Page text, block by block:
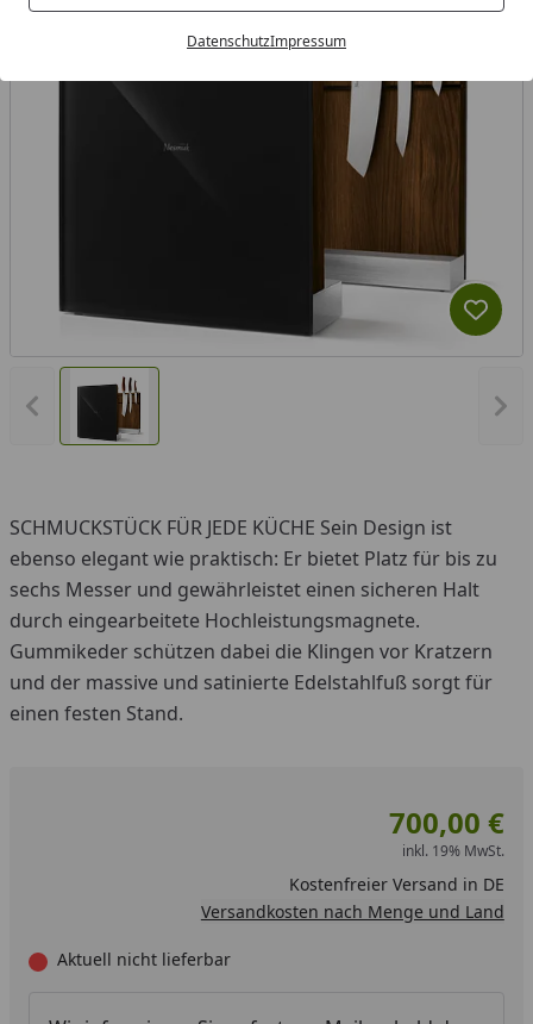
DatenschutzImpressum
Vorheriges Bild anzeigen
SCHMUCKSTÜCK FÜR JEDE KÜCHE Sein Design ist
ebenso elegant wie praktisch: Er bietet Platz für bis zu
sechs Messer und gewährleistet einen sicheren Halt
durch eingearbeitete Hochleistungsmagnete.
Gummikeder schützen dabei die Klingen vor Kratzern
und der massive und satinierte Edelstahlfuß sorgt für
einen festen Stand.
700,00 €
inkl. 19% MwSt.
Kostenfreier Versand in DE
Versandkosten nach Menge und Land
Aktuell nicht lieferbar